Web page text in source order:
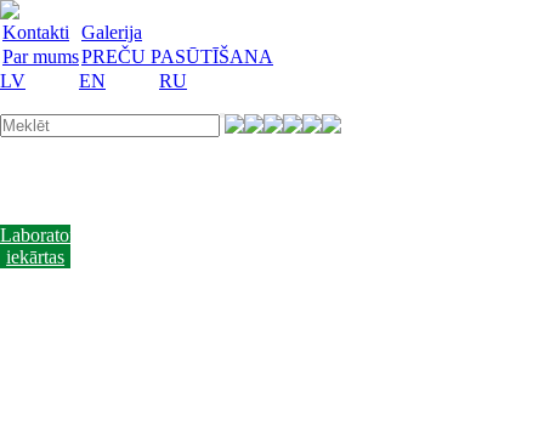
Kontakti
Galerija
Par mumsPREČU PASŪTĪŠANA
LV
EN RU
Laboratorijas
iekārtas